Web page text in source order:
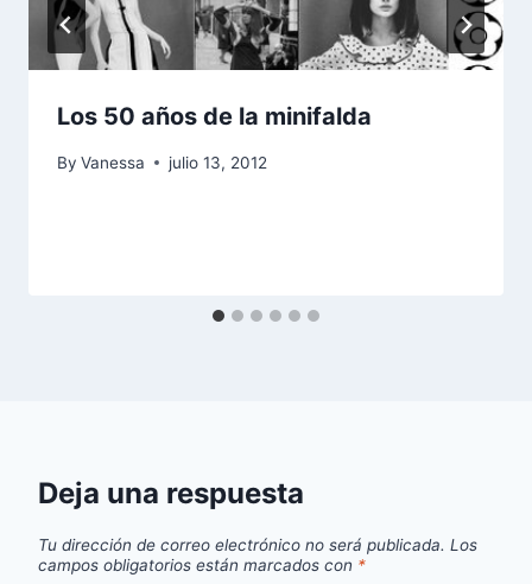
Los 50 años de la minifalda
By Vanessa julio 13, 2012
Deja una respuesta
Tu dirección de correo electrónico no será publicada. Los
campos obligatorios están marcados con *